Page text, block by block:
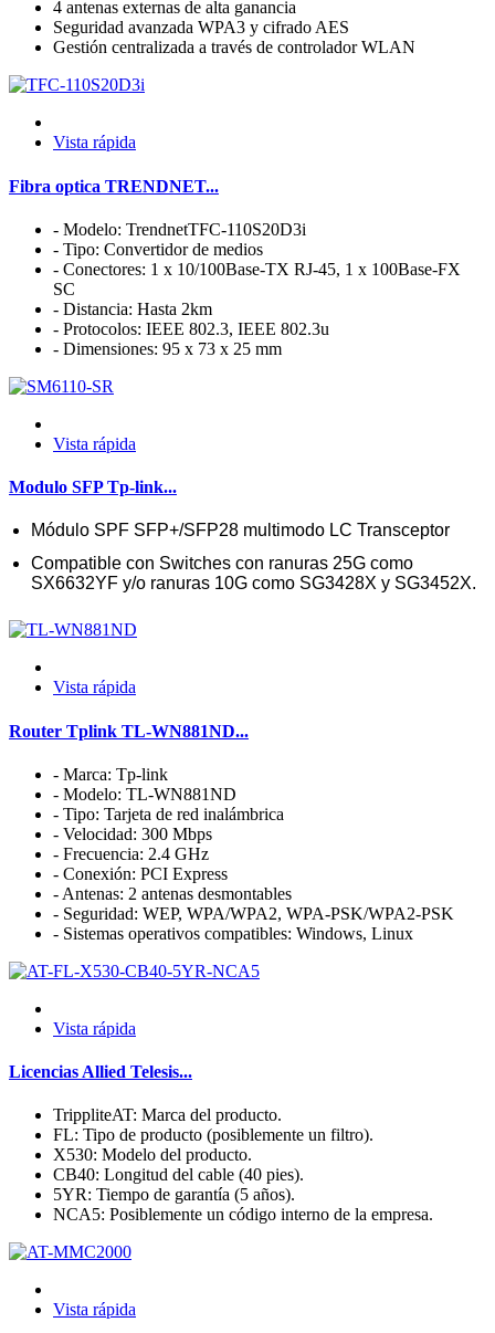
4 antenas externas de alta ganancia
Seguridad avanzada WPA3 y cifrado AES
Gestión centralizada a través de controlador WLAN
Vista rápida
Fibra optica TRENDNET...
- Modelo: TrendnetTFC-110S20D3i
- Tipo: Convertidor de medios
- Conectores: 1 x 10/100Base-TX RJ-45, 1 x 100Base-FX
SC
- Distancia: Hasta 2km
- Protocolos: IEEE 802.3, IEEE 802.3u
- Dimensiones: 95 x 73 x 25 mm
Vista rápida
Modulo SFP Tp-link...
Módulo SPF SFP+/SFP28 multimodo LC Transceptor
Compatible con Switches con ranuras 25G como
SX6632YF y/o ranuras 10G como SG3428X y SG3452X.
Vista rápida
Router Tplink TL-WN881ND...
- Marca: Tp-link
- Modelo: TL-WN881ND
- Tipo: Tarjeta de red inalámbrica
- Velocidad: 300 Mbps
- Frecuencia: 2.4 GHz
- Conexión: PCI Express
- Antenas: 2 antenas desmontables
- Seguridad: WEP, WPA/WPA2, WPA-PSK/WPA2-PSK
- Sistemas operativos compatibles: Windows, Linux
Vista rápida
Licencias Allied Telesis...
TrippliteAT: Marca del producto.
FL: Tipo de producto (posiblemente un filtro).
X530: Modelo del producto.
CB40: Longitud del cable (40 pies).
5YR: Tiempo de garantía (5 años).
NCA5: Posiblemente un código interno de la empresa.
Vista rápida